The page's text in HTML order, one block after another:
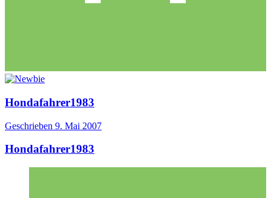
Hondafahrer1983
Geschrieben 9. Mai 2007
Hondafahrer1983